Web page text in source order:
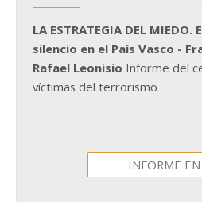
LA ESTRATEGIA DEL
silencio en el País Vasco -
Rafael Leonisio Informe del
víctimas del terrorismo
INFORME